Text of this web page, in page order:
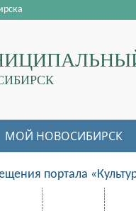
МОЙ НОВОСИБИРСК
портала